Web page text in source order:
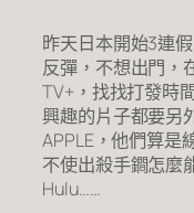
昨天日本開始3連
反彈，不想出門，
TV+，找找打發時
興趣的片子都要另
APPLE，他們算是
不使出殺手鐧怎麼
Hulu……